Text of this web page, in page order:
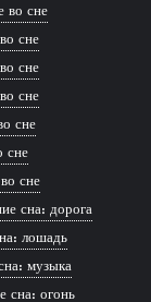
во сне
сне
сне
сне
сне
сне
сне
сна: дорога
лошадь
музыка
сна: огонь